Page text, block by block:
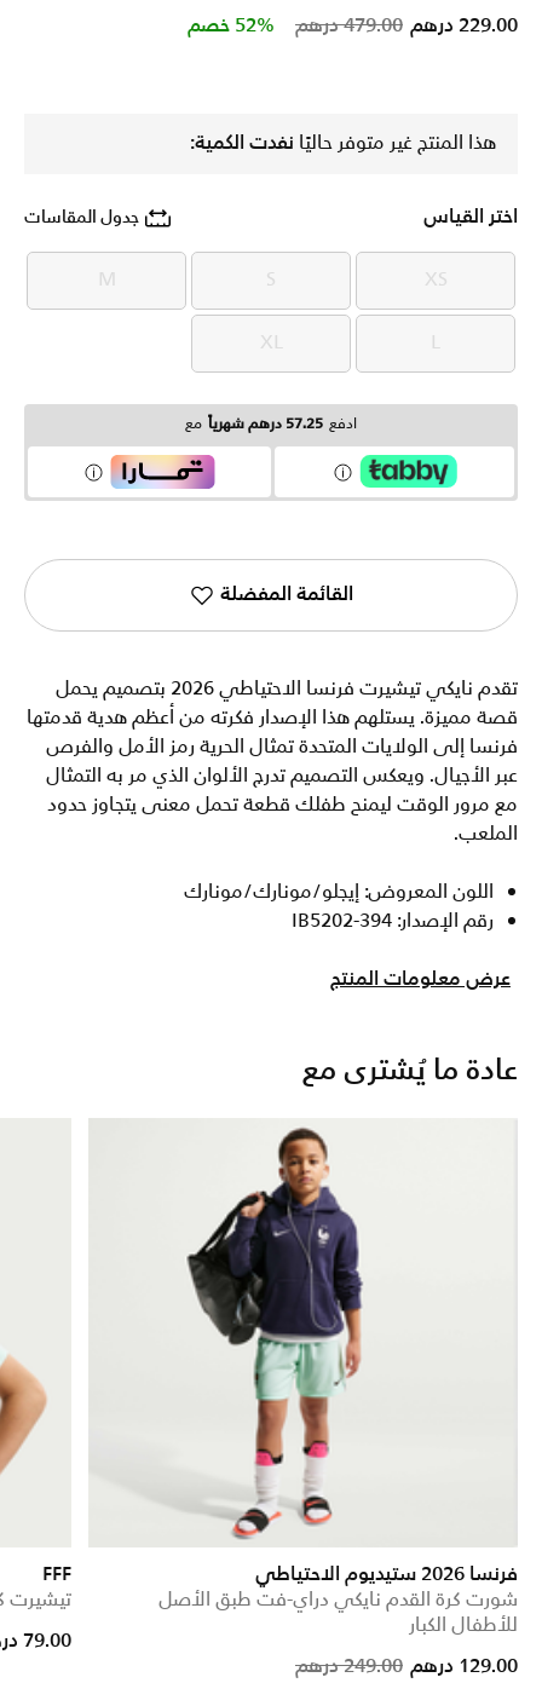
Price reduced from
479.00 درهم to 229.00 درهم 52% خصم
هذا المنتج غير متوفر حاليًا نفدت الكمية:
اختر القياس جدول المقاسات
XS
XS
S
S
M
M
L
L
XL
XL
ادفع 57.25 درهم شهرياً مع
القائمة المفضلة
تقدم نايكي تيشيرت فرنسا الاحتياطي 2026 بتصميم يحمل
قصة مميزة. يستلهم هذا الإصدار فكرته من أعظم هدية قدمتها
فرنسا إلى الولايات المتحدة تمثال الحرية رمز الأمل والفرص
عبر الأجيال. ويعكس التصميم تدرج الألوان الذي مر به التمثال
مع مرور الوقت ليمنح طفلك قطعة تحمل معنى يتجاوز حدود
الملعب.
اللون المعروض: إيجلو/مونارك/مونارك
رقم الإصدار: IB5202-394
عرض معلومات المنتج
عادة ما يُشترى مع
فرنسا 2026 ستيديوم الاحتياطي
شورت كرة القدم نايكي دراي-فت طبق الأصل
للأطفال الكبار
Price reduced from249.00 درهم 129.00 درهم
FFF
تيشيرت
reduced from
to79.00 درهم